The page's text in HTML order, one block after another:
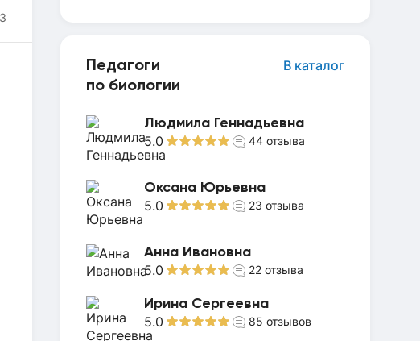
Педагоги
по биологии
В каталог
Людмила Геннадьевна
5.0 44 отзыва
Оксана Юрьевна
5.0 23 отзыва
Анна Ивановна
5.0 22 отзыва
Ирина Сергеевна
5.0 85 отзывов